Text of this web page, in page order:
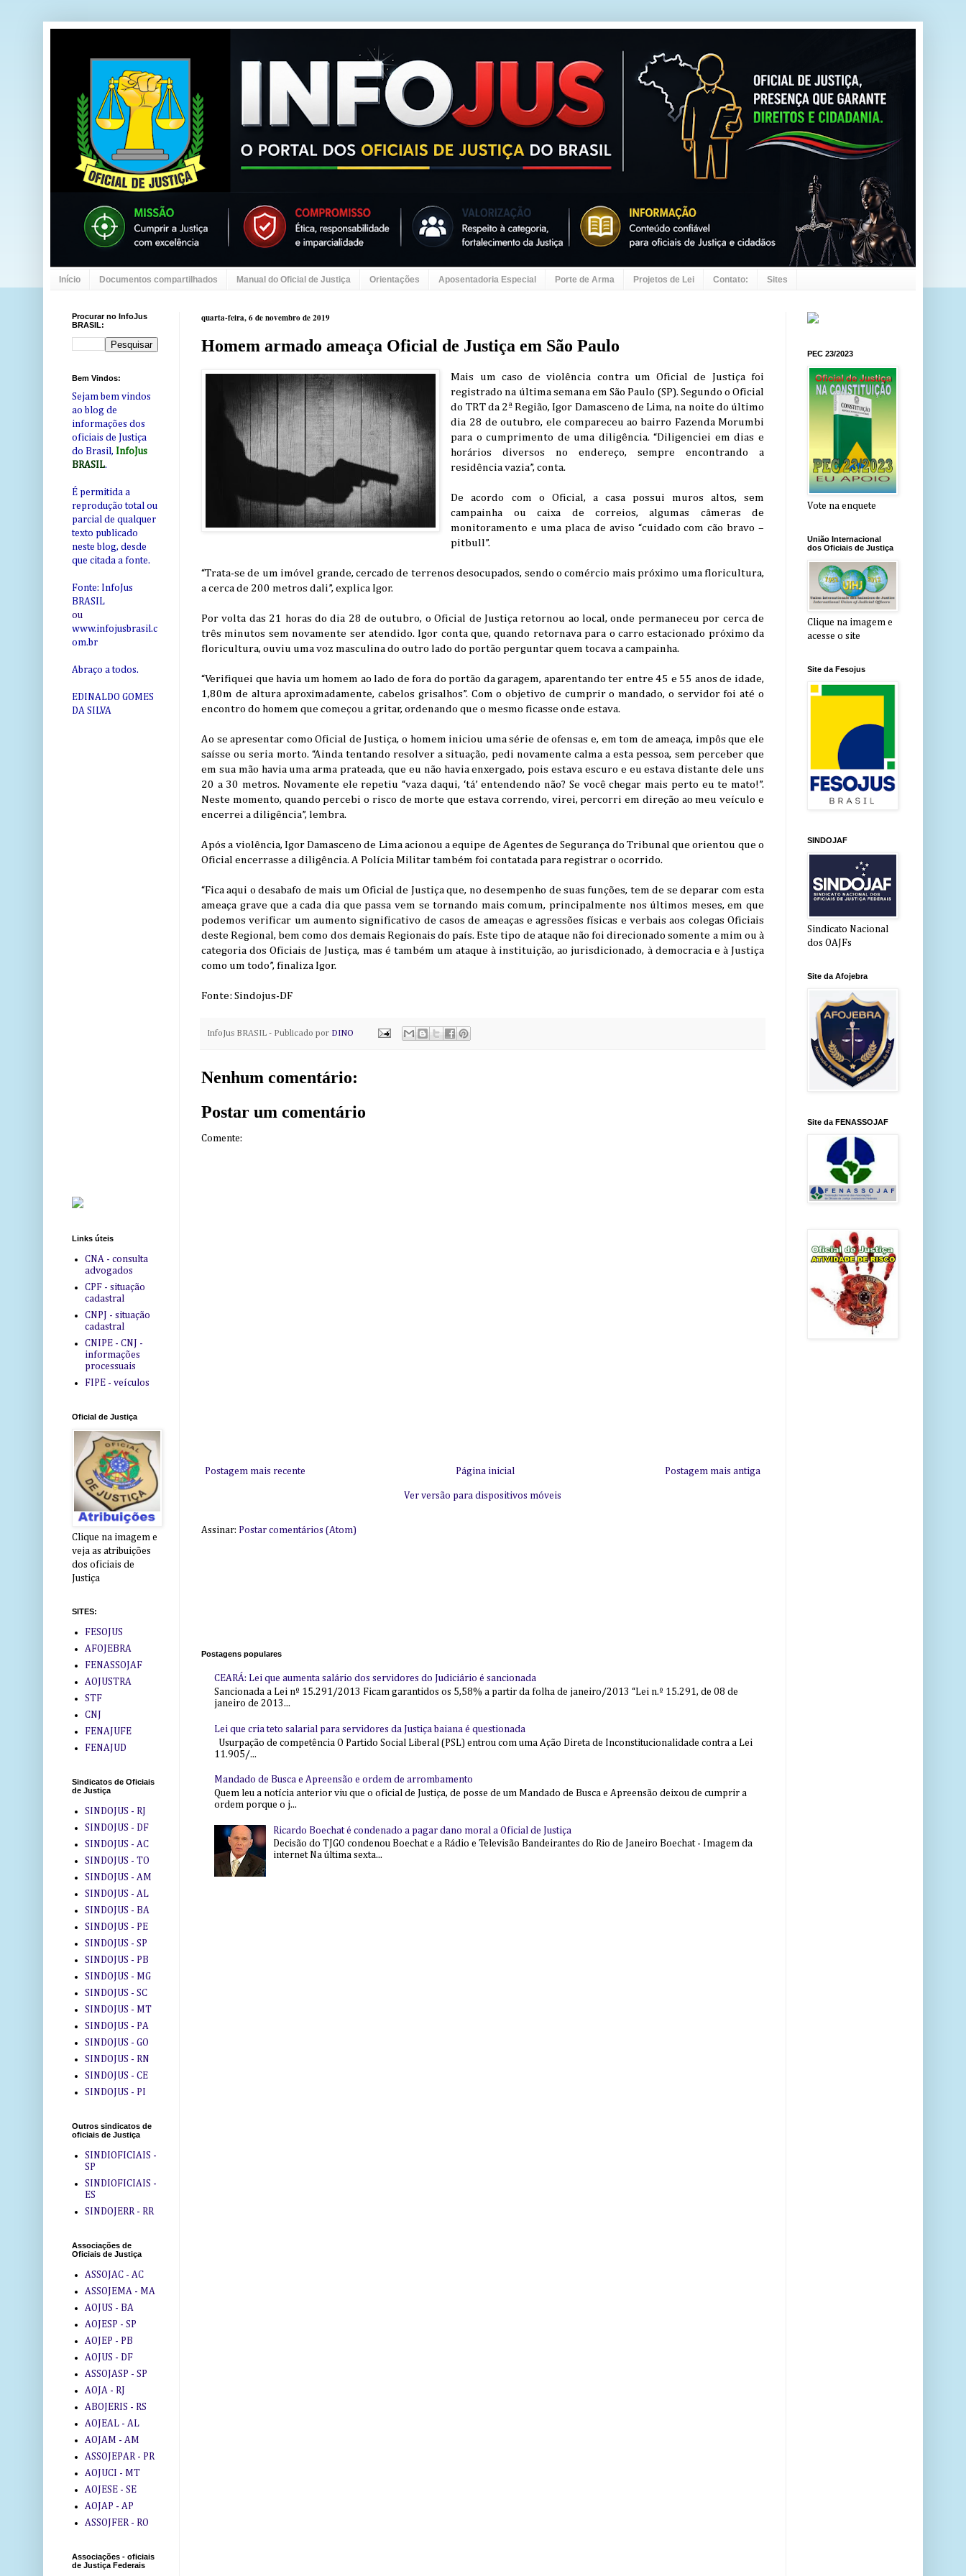
Início Documentos compartilhados Manual do Oficial de Justiça Orientações Aposentadoria Especial Porte de Arma Projetos de Lei Contato: Sites
quarta-feira, 6 de novembro de 2019
Homem armado ameaça Oficial de Justiça em São Paulo
Mais um caso de violência contra um Oficial de Justiça foi
registrado na última semana em São Paulo (SP). Segundo o Oficial
do TRT da 2ª Região, Igor Damasceno de Lima, na noite do último
dia 28 de outubro, ele compareceu ao bairro Fazenda Morumbi
para o cumprimento de uma diligência. “Diligenciei em dias e
horários diversos no endereço, sempre encontrando a
residência vazia”, conta.
De acordo com o Oficial, a casa possui muros altos, sem
campainha ou caixa de correios, algumas câmeras de
monitoramento e uma placa de aviso “cuidado com cão bravo –
pitbull”.
“Trata-se de um imóvel grande, cercado de terrenos desocupados, sendo o comércio mais próximo uma floricultura,
a cerca de 200 metros dali”, explica Igor.
Por volta das 21 horas do dia 28 de outubro, o Oficial de Justiça retornou ao local, onde permaneceu por cerca de
três minutos sem novamente ser atendido. Igor conta que, quando retornava para o carro estacionado próximo da
floricultura, ouviu uma voz masculina do outro lado do portão perguntar quem tocava a campainha.
“Verifiquei que havia um homem ao lado de fora do portão da garagem, aparentando ter entre 45 e 55 anos de idade,
1,80m de altura aproximadamente, cabelos grisalhos”. Com o objetivo de cumprir o mandado, o servidor foi até o
encontro do homem que começou a gritar, ordenando que o mesmo ficasse onde estava.
Ao se apresentar como Oficial de Justiça, o homem iniciou uma série de ofensas e, em tom de ameaça, impôs que ele
saísse ou seria morto. “Ainda tentando resolver a situação, pedi novamente calma a esta pessoa, sem perceber que
em sua mão havia uma arma prateada, que eu não havia enxergado, pois estava escuro e eu estava distante dele uns
20 a 30 metros. Novamente ele repetiu “vaza daqui, ‘tá’ entendendo não? Se você chegar mais perto eu te mato!”.
Neste momento, quando percebi o risco de morte que estava correndo, virei, percorri em direção ao meu veículo e
encerrei a diligência”, lembra.
Após a violência, Igor Damasceno de Lima acionou a equipe de Agentes de Segurança do Tribunal que orientou que o
Oficial encerrasse a diligência. A Polícia Militar também foi contatada para registrar o ocorrido.
“Fica aqui o desabafo de mais um Oficial de Justiça que, no desempenho de suas funções, tem de se deparar com esta
ameaça grave que a cada dia que passa vem se tornando mais comum, principalmente nos últimos meses, em que
podemos verificar um aumento significativo de casos de ameaças e agressões físicas e verbais aos colegas Oficiais
deste Regional, bem como dos demais Regionais do país. Este tipo de ataque não foi direcionado somente a mim ou à
categoria dos Oficiais de Justiça, mas é também um ataque à instituição, ao jurisdicionado, à democracia e à Justiça
como um todo”, finaliza Igor.
Fonte: Sindojus-DF
InfoJus BRASIL - Publicado por DINO
Nenhum comentário:
Postar um comentário
Comente:
Postagem mais recente Postagem mais antiga
Página inicial
Ver versão para dispositivos móveis
Assinar: Postar comentários (Atom)
Postagens populares
CEARÁ: Lei que aumenta salário dos servidores do Judiciário é sancionada
Sancionada a Lei nº 15.291/2013 Ficam garantidos os 5,58% a partir da folha de janeiro/2013 “Lei n.º 15.291, de 08 de
janeiro de 2013...
Lei que cria teto salarial para servidores da Justiça baiana é questionada
Usurpação de competência O Partido Social Liberal (PSL) entrou com uma Ação Direta de Inconstitucionalidade contra a Lei
11.905/...
Mandado de Busca e Apreensão e ordem de arrombamento
Quem leu a notícia anterior viu que o oficial de Justiça, de posse de um Mandado de Busca e Apreensão deixou de cumprir a
ordem porque o j...
Ricardo Boechat é condenado a pagar dano moral a Oficial de Justiça
Decisão do TJGO condenou Boechat e a Rádio e Televisão Bandeirantes do Rio de Janeiro Boechat - Imagem da
internet Na última sexta...
Procurar no InfoJus
BRASIL:
Bem Vindos:
Sejam bem vindos
ao blog de
informações dos
oficiais de Justiça
do Brasil, InfoJus
BRASIL.
É permitida a
reprodução total ou
parcial de qualquer
texto publicado
neste blog, desde
que citada a fonte.
Fonte: InfoJus
BRASIL
ou
www.infojusbrasil.c
om.br
Abraço a todos.
EDINALDO GOMES
DA SILVA
Links úteis
CNA - consulta
advogados
CPF - situação
cadastral
CNPJ - situação
cadastral
CNIPE - CNJ -
informações
processuais
FIPE - veículos
Oficial de Justiça
Clique na imagem e
veja as atribuições
dos oficiais de
Justiça
SITES:
FESOJUS
AFOJEBRA
FENASSOJAF
AOJUSTRA
STF
CNJ
FENAJUFE
FENAJUD
Sindicatos de Oficiais
de Justiça
SINDOJUS - RJ
SINDOJUS - DF
SINDOJUS - AC
SINDOJUS - TO
SINDOJUS - AM
SINDOJUS - AL
SINDOJUS - BA
SINDOJUS - PE
SINDOJUS - SP
SINDOJUS - PB
SINDOJUS - MG
SINDOJUS - SC
SINDOJUS - MT
SINDOJUS - PA
SINDOJUS - GO
SINDOJUS - RN
SINDOJUS - CE
SINDOJUS - PI
Outros sindicatos de
oficiais de Justiça
SINDIOFICIAIS -
SP
SINDIOFICIAIS -
ES
SINDOJERR - RR
Associações de
Oficiais de Justiça
ASSOJAC - AC
ASSOJEMA - MA
AOJUS - BA
AOJESP - SP
AOJEP - PB
AOJUS - DF
ASSOJASP - SP
AOJA - RJ
ABOJERIS - RS
AOJEAL - AL
AOJAM - AM
ASSOJEPAR - PR
AOJUCI - MT
AOJESE - SE
AOJAP - AP
ASSOJFER - RO
Associações - oficiais
de Justiça Federais
PEC 23/2023
Vote na enquete
União Internacional
dos Oficiais de Justiça
Clique na imagem e
acesse o site
Site da Fesojus
SINDOJAF
Sindicato Nacional
dos OAJFs
Site da Afojebra
Site da FENASSOJAF